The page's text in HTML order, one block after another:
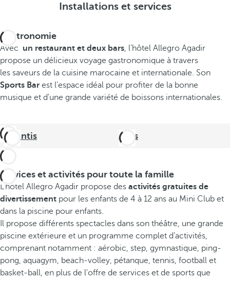
Installations et services
Gastronomie
Avec un restaurant et deux bars, l’hôtel Allegro Agadir
propose un délicieux voyage gastronomique à travers
les saveurs de la cuisine marocaine et internationale. Son
Sports Bar est l'espace idéal pour profiter de la bonne
musique et d'une grande variété de boissons internationales.
Atlantis Bars
Services et activités pour toute la famille
L’hôtel Allegro Agadir propose des activités gratuites de
divertissement pour les enfants de 4 à 12 ans au Mini Club et
dans la piscine pour enfants.
Il propose différents spectacles dans son théâtre, une grande
piscine extérieure et un programme complet d’activités,
comprenant notamment : aérobic, step, gymnastique, ping-
pong, aquagym, beach-volley, pétanque, tennis, football et
basket-ball, en plus de l'offre de services et de sports que